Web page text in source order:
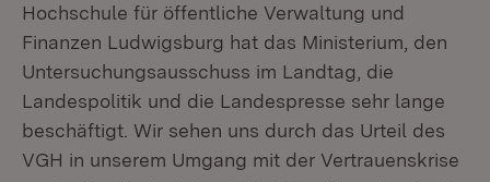
Hochschule für öffentliche Verwaltung und
Finanzen Ludwigsburg hat das Ministerium, den
Untersuchungsausschuss im Landtag, die
Landespolitik und die Landespresse sehr lange
beschäftigt. Wir sehen uns durch das Urteil des
VGH in unserem Umgang mit der Vertrauenskrise